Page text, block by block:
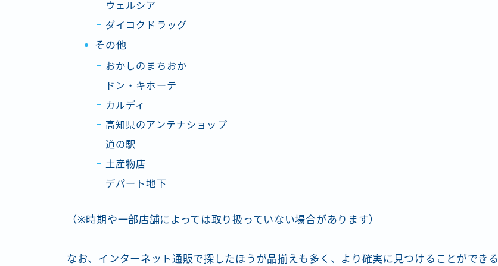
ウェルシア
ダイコクドラッグ
その他
おかしのまちおか
ドン・キホーテ
カルディ
高知県のアンテナショップ
道の駅
土産物店
デパート地下
（※時期や一部店舗によっては取り扱っていない場合があります）
なお、インターネット通販で探したほうが品揃えも多く、より確実に見つけることができる